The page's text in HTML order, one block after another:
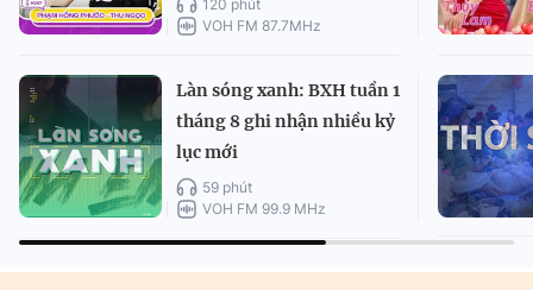
120 phút
VOH FM 87.7MHz
Làn sóng xanh: BXH tuần 1
tháng 8 ghi nhận nhiều kỷ
lục mới
59 phút
VOH FM 99.9 MHz